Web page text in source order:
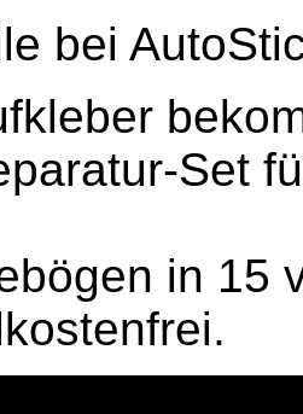
bei
Set
in 15